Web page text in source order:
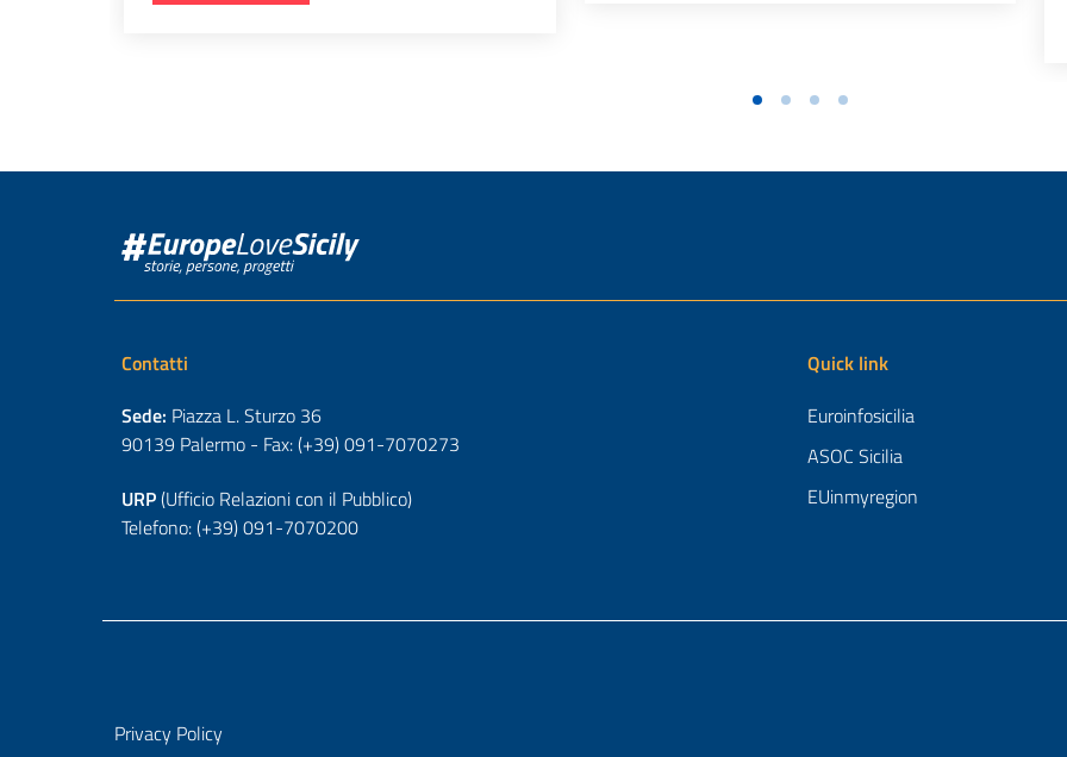
Contatti
Sede: Piazza L. Sturzo 36
90139 Palermo - Fax: (+39) 091-7070273
URP(Ufficio Relazioni con il Pubblico)
Telefono: (+39) 091-7070200
Quick link
Euroinfosicilia
ASOC Sicilia
EUinmyregion
Privacy Policy